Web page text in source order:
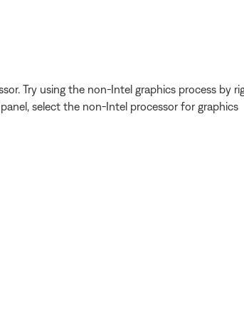
Try using the non-Intel graphics process by
select the non-Intel processor for graphics